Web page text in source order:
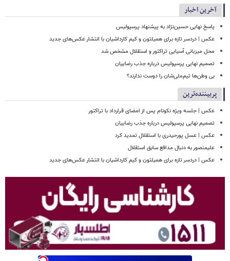
آخرین اخبار
پاسخ نهایی حسین‌نژاد به پیشنهاد پرسپولیس
عکس | دردسر تازه برای همیلتون و کیم کارداشیان با انتشار عکس‌های جدید
محل میزبانی آسیایی تراکتور و استقلال مشخص شد
تصمیم نهایی پرسپولیس درباره جذب رضاییان
بی وطن‌ها تیم‌ملی‌شان را دوست ندارند؟
پربیننده‌ترین
عکس | جلسه ویژه نکونام پس از امضای قرارداد با تراکتور
تصمیم نهایی پرسپولیس درباره جذب رضاییان
عکس | عسل پورحیدری با استقلال تمدید کرد
علیمنصور به دنبال مدافع سابق استقلال
عکس | دردسر تازه برای همیلتون و کیم کارداشیان با انتشار عکس‌های جدید